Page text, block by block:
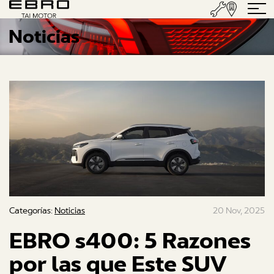
Noticias
Categorías: Noticias 20 Nov, 2025
EBRO s400: 5 Razones
por las que Este SUV